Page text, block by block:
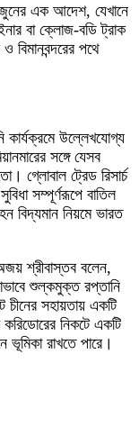
জুনের এক আদেশ, যেখানে
বা ক্লোজ-বডি ট্রাক
বিমানবন্দরের পথে
কার্যক্রমে উল্লেখযোগ্য
সঙ্গে যেসব
গ্লোবাল ট্রেড রিসার্চ
সম্পূর্ণরূপে বাতিল
বিদ্যমান নিয়মে ভারত
শ্রীবাস্তব বলেন,
শুল্কমুক্ত রপ্তানি
চীনের সহায়তায় একটি
করিডোরের নিকটে একটি
ভূমিকা রাখতে পারে।